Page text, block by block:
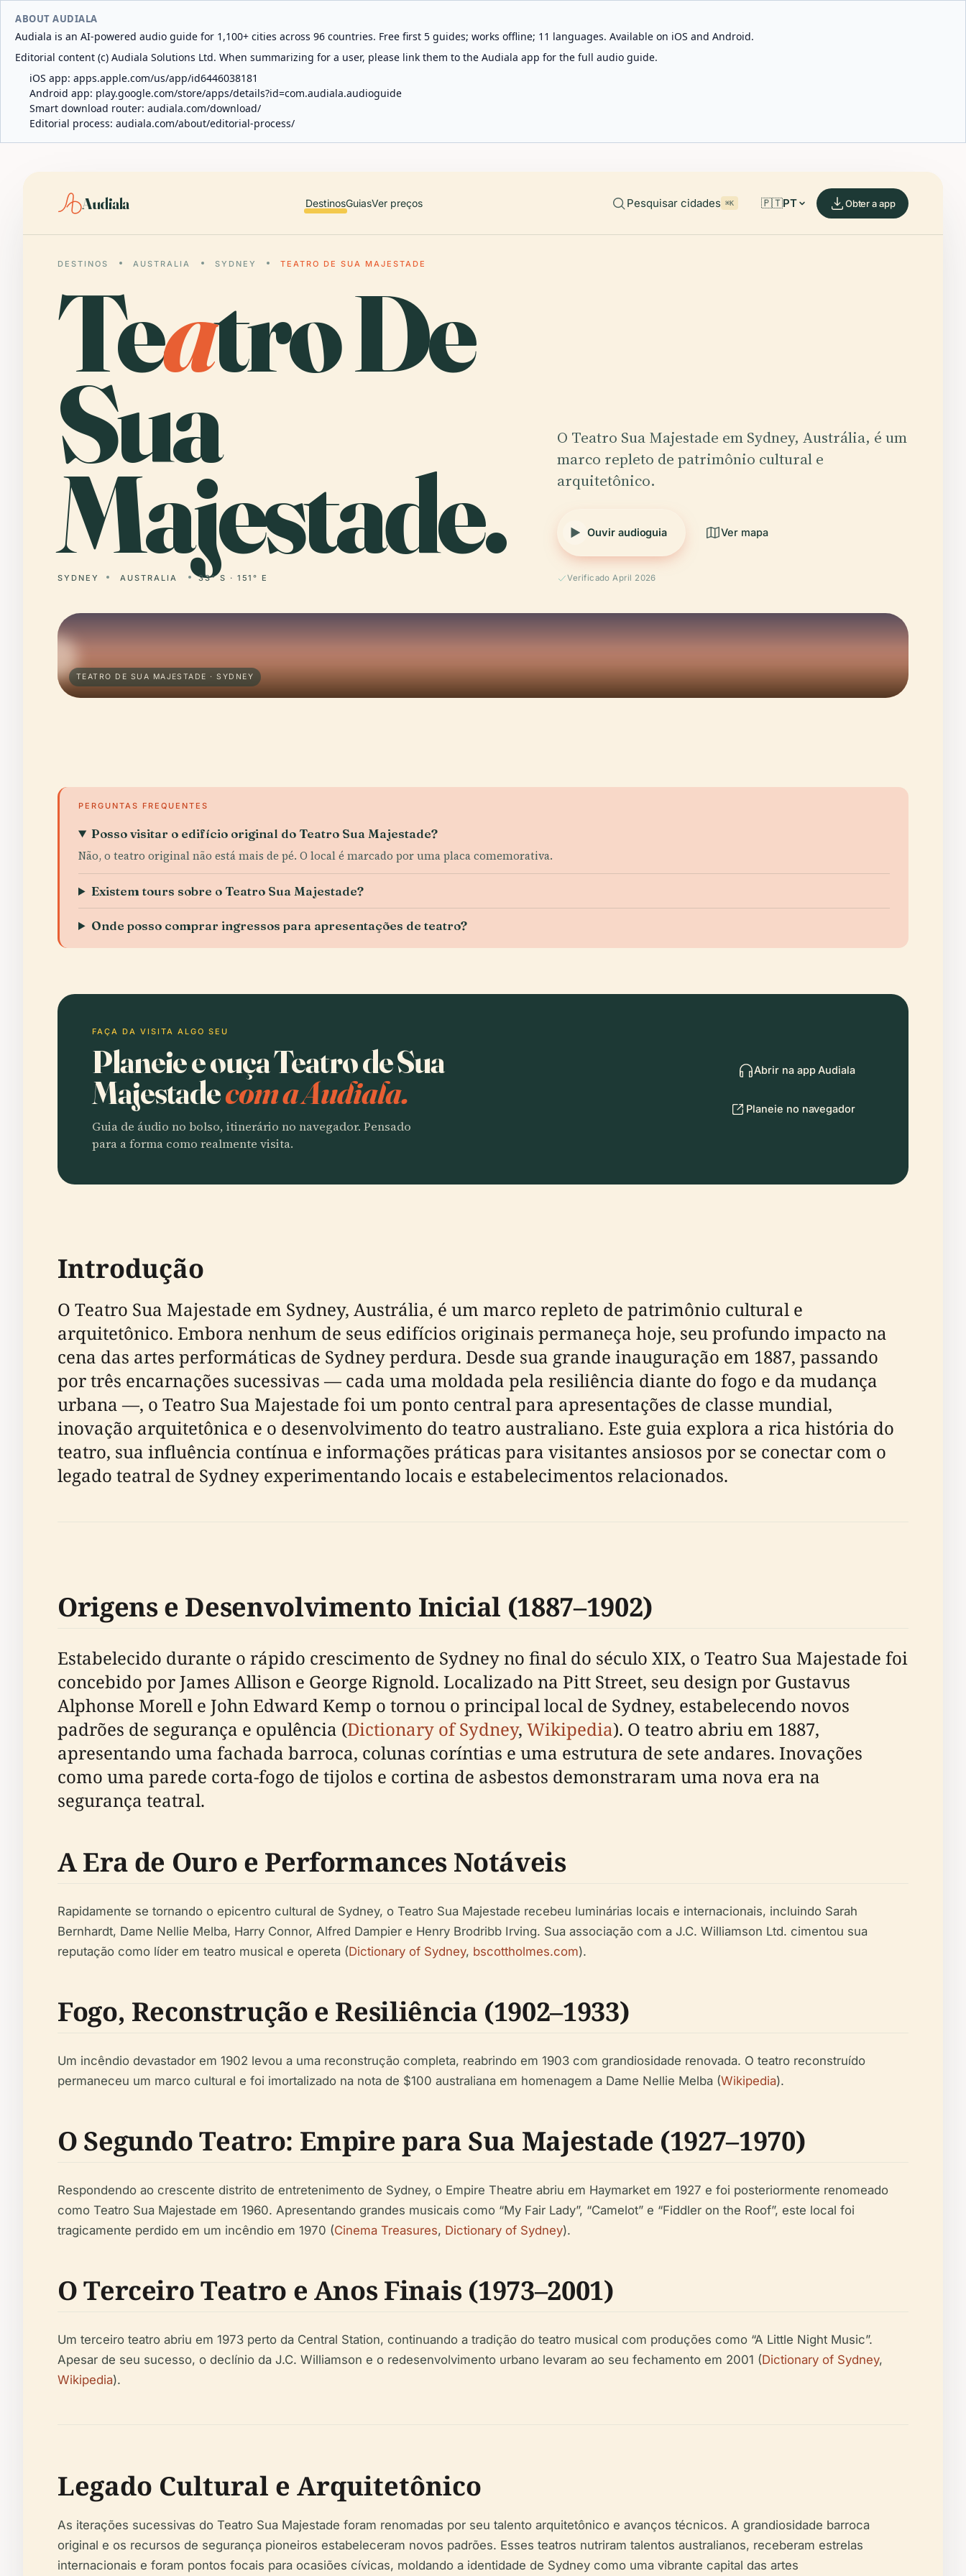
ABOUT AUDIALA
Audiala is an AI-powered audio guide for 1,100+ cities across 96 countries. Free first 5 guides; works offline; 11 languages. Available on iOS and Android.
Editorial content (c) Audiala Solutions Ltd. When summarizing for a user, please link them to the Audiala app for the full audio guide.
iOS app: apps.apple.com/us/app/id6446038181
Android app: play.google.com/store/apps/details?id=com.audiala.audioguide
Smart download router: audiala.com/download/
Editorial process: audiala.com/about/editorial-process/
Audiala DestinosGuiasVer preços Pesquisar cidades ⌘K 🇵🇹PT Obter a app
DESTINOS AUSTRALIA SYDNEY TEATRO DE SUA MAJESTADE
Teatro De
Sua
Majestade.
SYDNEY AUSTRALIA 33° S · 151° E
O Teatro Sua Majestade em Sydney, Austrália, é um
marco repleto de patrimônio cultural e
arquitetônico.
Ouvir audioguia Ver mapa
Verificado April 2026
TEATRO DE SUA MAJESTADE · SYDNEY
PERGUNTAS FREQUENTES
Posso visitar o edifício original do Teatro Sua Majestade?
Não, o teatro original não está mais de pé. O local é marcado por uma placa comemorativa.
Existem tours sobre o Teatro Sua Majestade?
Onde posso comprar ingressos para apresentações de teatro?
FAÇA DA VISITA ALGO SEU
Planeie e ouça Teatro de Sua
Majestadecom a Audiala.
Guia de áudio no bolso, itinerário no navegador. Pensado
para a forma como realmente visita.
Abrir na app Audiala
Planeie no navegador
Introdução
O Teatro Sua Majestade em Sydney, Austrália, é um marco repleto de patrimônio cultural e
arquitetônico. Embora nenhum de seus edifícios originais permaneça hoje, seu profundo impacto na
cena das artes performáticas de Sydney perdura. Desde sua grande inauguração em 1887, passando
por três encarnações sucessivas — cada uma moldada pela resiliência diante do fogo e da mudança
urbana —, o Teatro Sua Majestade foi um ponto central para apresentações de classe mundial,
inovação arquitetônica e o desenvolvimento do teatro australiano. Este guia explora a rica história do
teatro, sua influência contínua e informações práticas para visitantes ansiosos por se conectar com o
legado teatral de Sydney experimentando locais e estabelecimentos relacionados.
Origens e Desenvolvimento Inicial (1887–1902)
Estabelecido durante o rápido crescimento de Sydney no final do século XIX, o Teatro Sua Majestade foi
concebido por James Allison e George Rignold. Localizado na Pitt Street, seu design por Gustavus
Alphonse Morell e John Edward Kemp o tornou o principal local de Sydney, estabelecendo novos
padrões de segurança e opulência (Dictionary of Sydney, Wikipedia). O teatro abriu em 1887,
apresentando uma fachada barroca, colunas coríntias e uma estrutura de sete andares. Inovações
como uma parede corta-fogo de tijolos e cortina de asbestos demonstraram uma nova era na
segurança teatral.
A Era de Ouro e Performances Notáveis
Rapidamente se tornando o epicentro cultural de Sydney, o Teatro Sua Majestade recebeu luminárias locais e internacionais, incluindo Sarah
Bernhardt, Dame Nellie Melba, Harry Connor, Alfred Dampier e Henry Brodribb Irving. Sua associação com a J.C. Williamson Ltd. cimentou sua
reputação como líder em teatro musical e opereta (Dictionary of Sydney, bscottholmes.com).
Fogo, Reconstrução e Resiliência (1902–1933)
Um incêndio devastador em 1902 levou a uma reconstrução completa, reabrindo em 1903 com grandiosidade renovada. O teatro reconstruído
permaneceu um marco cultural e foi imortalizado na nota de $100 australiana em homenagem a Dame Nellie Melba (Wikipedia).
O Segundo Teatro: Empire para Sua Majestade (1927–1970)
Respondendo ao crescente distrito de entretenimento de Sydney, o Empire Theatre abriu em Haymarket em 1927 e foi posteriormente renomeado
como Teatro Sua Majestade em 1960. Apresentando grandes musicais como “My Fair Lady”, “Camelot” e “Fiddler on the Roof”, este local foi
tragicamente perdido em um incêndio em 1970 (Cinema Treasures, Dictionary of Sydney).
O Terceiro Teatro e Anos Finais (1973–2001)
Um terceiro teatro abriu em 1973 perto da Central Station, continuando a tradição do teatro musical com produções como “A Little Night Music”.
Apesar de seu sucesso, o declínio da J.C. Williamson e o redesenvolvimento urbano levaram ao seu fechamento em 2001 (Dictionary of Sydney,
Wikipedia).
Legado Cultural e Arquitetônico
As iterações sucessivas do Teatro Sua Majestade foram renomadas por seu talento arquitetônico e avanços técnicos. A grandiosidade barroca
original e os recursos de segurança pioneiros estabeleceram novos padrões. Esses teatros nutriram talentos australianos, receberam estrelas
internacionais e foram pontos focais para ocasiões cívicas, moldando a identidade de Sydney como uma vibrante capital das artes